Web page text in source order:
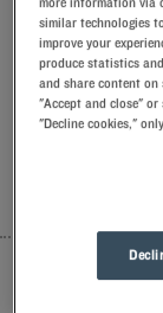
Créteil. A su
sonrisa y
la comodidad
memoria de
experimentar la
con un yogurt
similar technologies
improve your
produce statistics
and share content on
"Accept and close" or
"Decline cookies,"